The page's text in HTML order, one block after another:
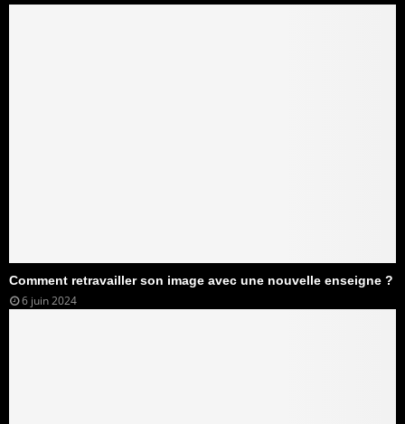
Comment retravailler son image avec une nouvelle enseigne ?
6 juin 2024